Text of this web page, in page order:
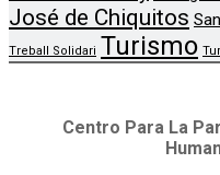
José de Chiquitos
Treball Solidari Turismo
Centro Para La